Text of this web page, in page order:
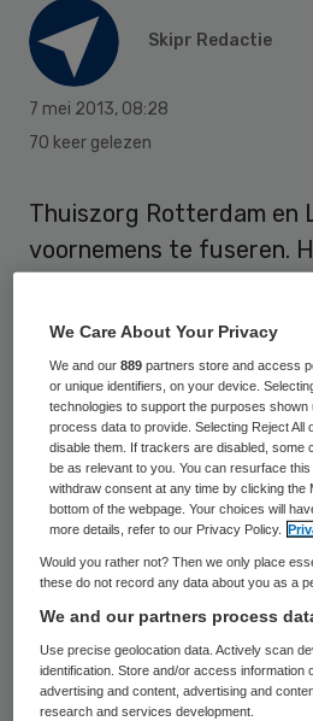
Skipr Redactie
7 mei 2013, 08:28
70 keer gelezen
Thuiszorg Rotterdam en
voornemens te fuseren.
de bestuurlijke
Laurens te vallen. Voor
Rotterdam is het de
korte tijd.
De twee organisaties
zeggen sinds enkele
Volgens de
gedreven door “een
“Zorg wordt meer en
verantwoordelijkheid van
vrijwilligers en
We Care About Your Privacy
We and our889 partners store and access
or unique identifiers, on your device.
technologies to support the purposes
process data to provide. Selecting Reject All
disable them. If trackers are disabled, some
be as relevant to you. You can resurface
withdraw consent at any time by clicking the
bottom of the webpage. Your choices will
more details, refer to our Privacy Policy.
Would you rather not? Then we only place
these do not record any data about you as a
We and our partners process
Use precise geolocation data. Actively scan
identification. Store and/or access information
advertising and content, advertising and
research and services development.